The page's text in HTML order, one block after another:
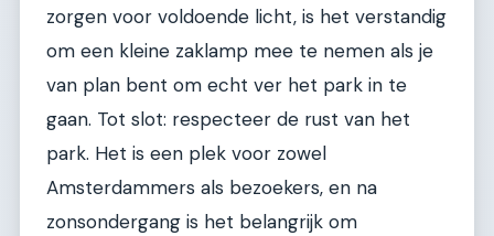
zorgen voor voldoende licht, is het verstandig
om een kleine zaklamp mee te nemen als je
van plan bent om echt ver het park in te
gaan. Tot slot: respecteer de rust van het
park. Het is een plek voor zowel
Amsterdammers als bezoekers, en na
zonsondergang is het belangrijk om